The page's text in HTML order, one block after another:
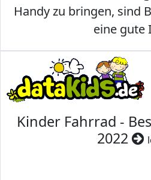
Handy zu bringen, sind
eine gute
Kinder Fahrrad -
2022